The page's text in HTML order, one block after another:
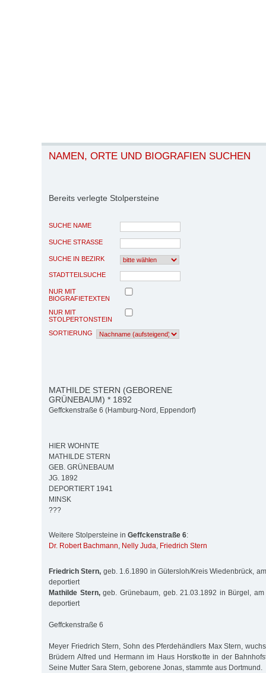
NAMEN, ORTE UND BIOGRAFIEN SUCHEN
Bereits verlegte Stolpersteine
SUCHE NAME
SUCHE STRASSE
SUCHE IN BEZIRK
STADTTEILSUCHE
NUR MIT
BIOGRAFIETEXTEN
NUR MIT
STOLPERTONSTEIN
SORTIERUNG
MATHILDE STERN (GEBORENE
GRÜNEBAUM) * 1892
Geffckenstraße 6 (Hamburg-Nord, Eppendorf)
HIER WOHNTE
MATHILDE STERN
GEB. GRÜNEBAUM
JG. 1892
DEPORTIERT 1941
MINSK
???
Weitere Stolpersteine in Geffckenstraße 6:
Dr. Robert Bachmann, Nelly Juda, Friedrich Stern
Friedrich Stern, geb. 1.6.1890 in Gütersloh/Kreis Wiedenbrück,
deportiert
Mathilde Stern,geb. Grünebaum, geb. 21.03.1892 in Bürgel,
deportiert
Geffckenstraße 6
Meyer Friedrich Stern, Sohn des Pferdehändlers Max Stern,
Brüdern Alfred und Hermann im Haus Horstkotte in der
Seine Mutter Sara Stern, geborene Jonas, stammte aus Dortmund.